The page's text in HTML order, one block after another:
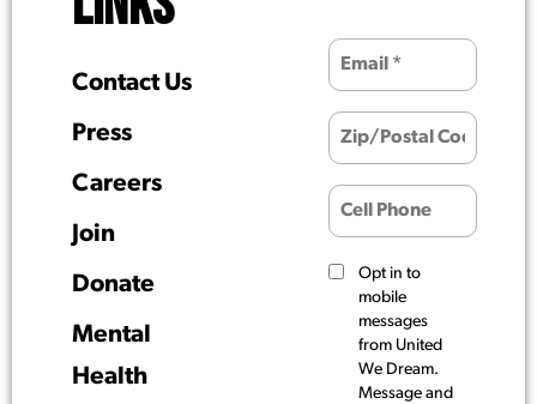
Contact Us
Press
Careers
Join
Donate
Mental
Health
Opt in to
mobile
messages
from United
We Dream.
Message and